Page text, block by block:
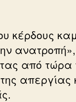
κέρδους
από τώρα